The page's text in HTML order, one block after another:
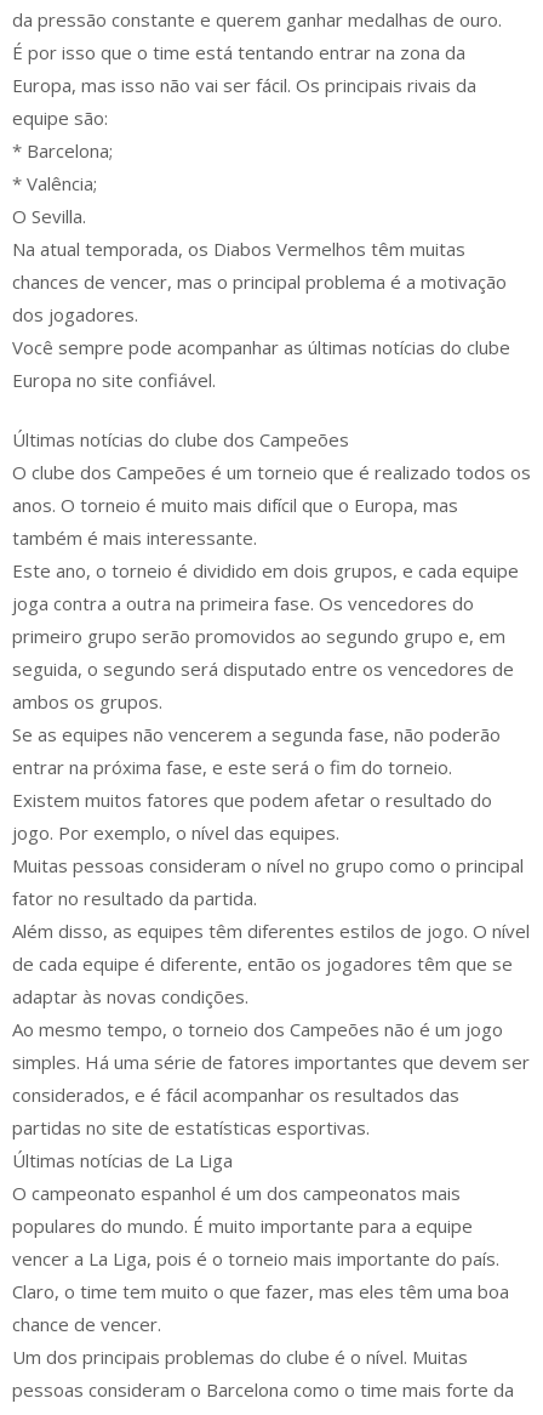
da pressão constante e querem ganhar medalhas de ouro.
É por isso que o time está tentando entrar na zona da
Europa, mas isso não vai ser fácil. Os principais rivais da
equipe são:
* Barcelona;
* Valência;
O Sevilla.
Na atual temporada, os Diabos Vermelhos têm muitas
chances de vencer, mas o principal problema é a motivação
dos jogadores.
Você sempre pode acompanhar as últimas notícias do clube
Europa no site confiável.
Últimas notícias do clube dos Campeões
O clube dos Campeões é um torneio que é realizado todos os
anos. O torneio é muito mais difícil que o Europa, mas
também é mais interessante.
Este ano, o torneio é dividido em dois grupos, e cada equipe
joga contra a outra na primeira fase. Os vencedores do
primeiro grupo serão promovidos ao segundo grupo e, em
seguida, o segundo será disputado entre os vencedores de
ambos os grupos.
Se as equipes não vencerem a segunda fase, não poderão
entrar na próxima fase, e este será o fim do torneio.
Existem muitos fatores que podem afetar o resultado do
jogo. Por exemplo, o nível das equipes.
Muitas pessoas consideram o nível no grupo como o principal
fator no resultado da partida.
Além disso, as equipes têm diferentes estilos de jogo. O nível
de cada equipe é diferente, então os jogadores têm que se
adaptar às novas condições.
Ao mesmo tempo, o torneio dos Campeões não é um jogo
simples. Há uma série de fatores importantes que devem ser
considerados, e é fácil acompanhar os resultados das
partidas no site de estatísticas esportivas.
Últimas notícias de La Liga
O campeonato espanhol é um dos campeonatos mais
populares do mundo. É muito importante para a equipe
vencer a La Liga, pois é o torneio mais importante do país.
Claro, o time tem muito o que fazer, mas eles têm uma boa
chance de vencer.
Um dos principais problemas do clube é o nível. Muitas
pessoas consideram o Barcelona como o time mais forte da